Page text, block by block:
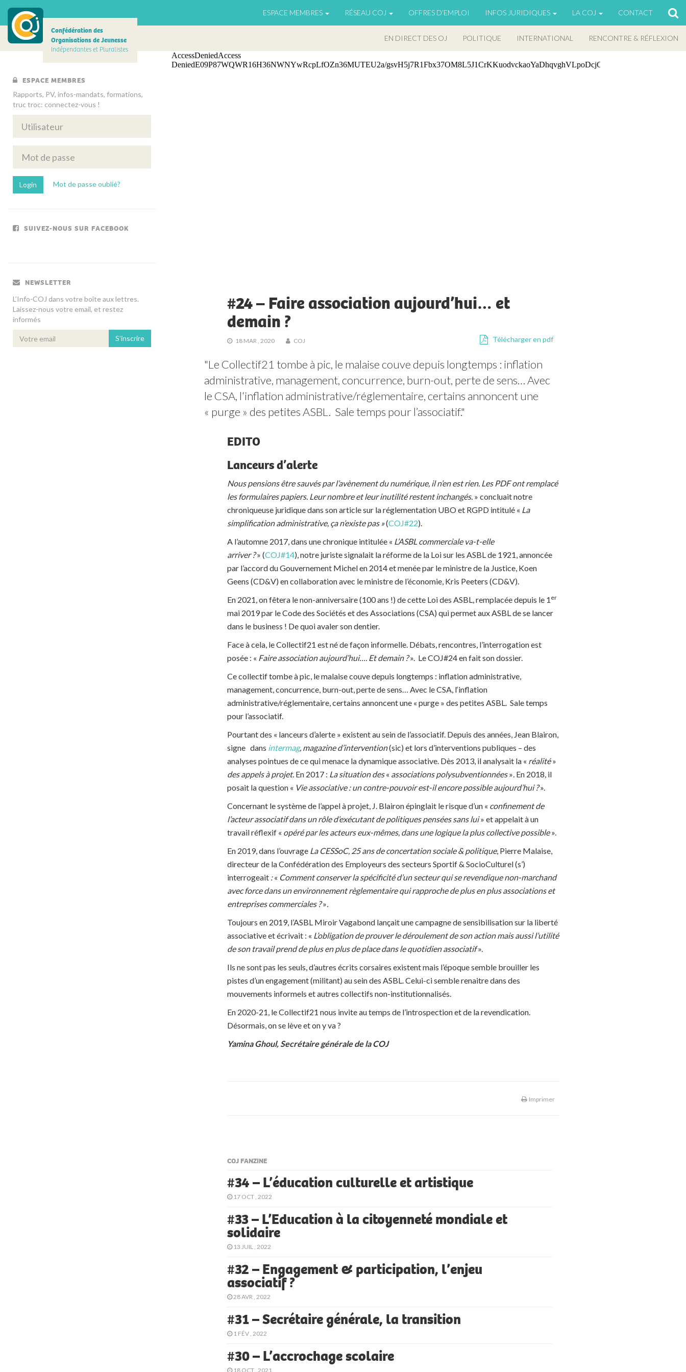
ESPACE MEMBRES RÉSEAU COJ OFFRES D’EMPLOI INFOS JURIDIQUES LA COJ CONTACT
Confédération des
Organisations de Jeunesse
Indépendantes et Pluralistes
EN DIRECT DES OJ POLITIQUE INTERNATIONAL RENCONTRE & RÉFLEXION
#24 – Faire association aujourd’hui… et
demain ?
18 MAR , 2020 COJ Télécharger en pdf
"Le Collectif21 tombe à pic, le malaise couve depuis longtemps : inflation
administrative, management, concurrence, burn-out, perte de sens… Avec
le CSA, l‘inflation administrative/réglementaire, certains annoncent une
« purge » des petites ASBL.
EDITO
Lanceurs d’alerte
Nous pensions être sauvés par l’avènement du numérique, il n’en est rien. Les PDF ont remplacé
les formulaires papiers. Leur nombre et leur inutilité restent inchangés. » concluait notre
chroniqueuse juridique dans son article sur la réglementation UBO et RGPD intitulé « La
simplification administrative, ça n’existe pas »(COJ#22).
A l’automne 2017, dans une chronique intitulée « L’ASBL commerciale va-t-elle
arriver ?» (COJ#14), notre juriste signalait la réforme de la Loi sur les ASBL de 1921, annoncée
par l’accord du Gouvernement Michel en 2014 et menée par le ministre de la Justice, Koen
Geens (CD&V) en collaboration avec le ministre de l’économie, Kris Peeters (CD&V).
En 2021, on fêtera le non-anniversaire (100 ans !) de cette Loi des ASBL, remplacée depuis le 1 er
mai 2019 par le Code des Sociétés et des Associations (CSA) qui permet aux ASBL de se lancer
dans le business ! De quoi avaler son dentier.
Face à cela, le Collectif21 est né de façon informelle. Débats, rencontres, l’interrogation est
posée : « Faire association aujourd’hui…. Et demain ?». Le COJ#24 en fait son dossier.
Ce collectif tombe à pic, le malaise couve depuis longtemps : inflation administrative,
management, concurrence, burn-out, perte de sens… Avec le CSA, l‘inflation
administrative/réglementaire, certains annoncent une « purge » des petites ASBL.
Sale temps
pour l’associatif.
Pourtant des « lanceurs d’alerte » existent au sein de l’associatif. Depuis des années, Jean Blairon,
signe dans intermag, magazine d’intervention(sic) et lors d’interventions publiques – des
analyses pointues de ce qui menace la dynamique associative. Dès 2013, il analysait la « réalité»
des appels à projet. En 2017 : La situation des« associations polysubventionnées» En 2018, il
posait la question « Vie associative : un contre-pouvoir est-il encore possible aujourd’hui ?».
Concernant le système de l’appel à projet, J. Blairon épinglait le risque d’un « confinement de
l’acteur associatif dans un rôle d’exécutant de politiques pensées sans lui» et appelait à un
travail réflexif « opéré par les acteurs eux-mêmes, dans une logique la plus collective possible».
En 2019, dans l’ouvrage La CESSoC, 25 ans de concertation sociale & politique, Pierre Malaise,
directeur de la Confédération des Employeurs des secteurs Sportif & SocioCulturel (s’)
interrogeait :« Comment conserver la spécificité d’un secteur qui se revendique non-marchand
avec force dans un environnement règlementaire qui rapproche de plus en plus associations et
entreprises commerciales ?»
Toujours en 2019, l’ASBL Miroir Vagabond lançait une campagne de sensibilisation sur la liberté
associative et écrivait : « L’obligation de prouver le déroulement de son action mais aussi l’utilité
de son travail prend de plus en plus de place dans le quotidien associatif».
Ils ne sont pas les seuls, d’autres écrits corsaires existent mais l’époque semble brouiller les
pistes d’un engagement (militant) au sein des ASBL. Celui-ci semble renaitre dans des
mouvements informels et autres collectifs non-institutionnalisés.
En 2020-21, le Collectif21 nous invite au temps de l’introspection et de la revendication.
Désormais, on se lève et on y va ?
Yamina Ghoul, Secrétaire générale de la COJ
Imprimer
COJ FANZINE
#34 – L’éducation culturelle et artistique
17 OCT , 2022
#33 – L’Education à la citoyenneté mondiale et
solidaire
13 JUIL , 2022
#32 – Engagement & participation, l’enjeu
associatif ?
28 AVR , 2022
#31 – Secrétaire générale, la transition
1 FÉV , 2022
#30 – L’accrochage scolaire
18 OCT , 2021
ESPACE MEMBRES
Rapports, PV, infos-mandats, formations,
truc troc: connectez-vous !
Mot de passe oublié?
SUIVEZ-NOUS SUR FACEBOOK
NEWSLETTER
L’Info-COJ dans votre boîte aux lettres.
Laissez-nous votre email, et restez
informés
S'inscrire